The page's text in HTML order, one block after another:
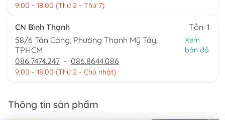
9:00 - 18:00 (Thứ 2 - Thứ 7)
CN Bình Thạnh
Tồn: 1
58/6 Tân Cảng, Phường Thạnh Mỹ Tây,
TPHCM
Xem
bản đồ
086.7474.247 - 086.8644.086
9:00 - 18:00 (Thứ 2 - Chủ nhật)
Thông tin sản phẩm